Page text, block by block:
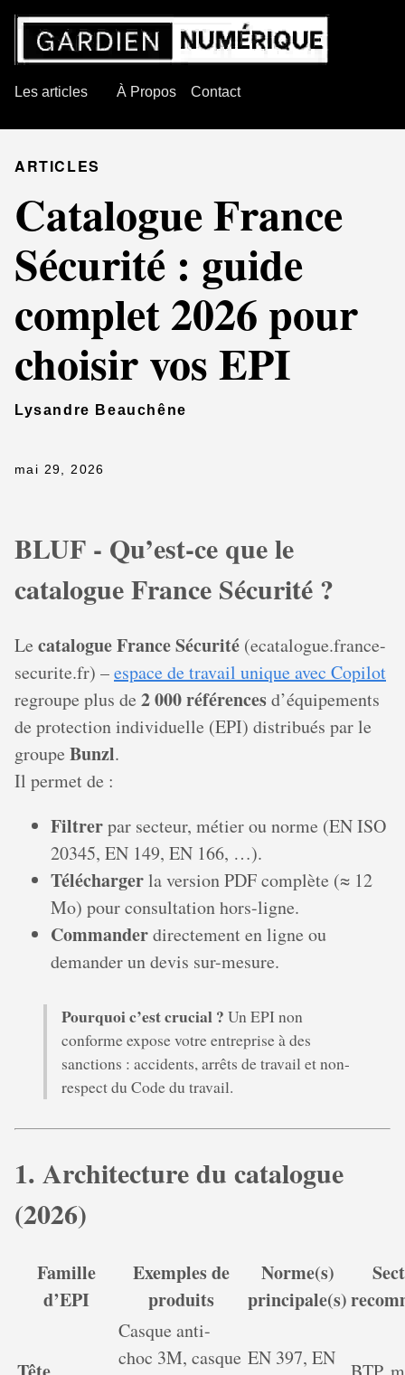
Les articles À Propos Contact
ARTICLES
Catalogue France
Sécurité : guide
complet 2026 pour
choisir vos EPI
Lysandre Beauchêne
mai 29, 2026
BLUF - Qu’est-ce que le
catalogue France Sécurité ?
Le catalogue France Sécurité (ecatalogue.france-
securite.fr) –espace de travail unique avec Copilot
regroupe plus de 2 000 référencesd’équipements
de protection individuelle (EPI) distribués par le
groupe Bunzl.
Il permet de :
Filtrerpar secteur, métier ou norme (EN ISO
20345, EN 149, EN 166, …).
Téléchargerla version PDF complète (≈ 12
Mo) pour consultation hors-ligne.
Commanderdirectement en ligne ou
demander un devis sur-mesure.
Pourquoi c’est crucial ? Un EPI non
conforme expose votre entreprise à des
sanctions : accidents, arrêts de travail et non-
respect du Code du travail.
1. Architecture du catalogue
(2026)
Famille
d’EPI
Exemples de
produits
Norme(s)
principale(s)
Casque anti-
choc 3M, casque EN 397, EN